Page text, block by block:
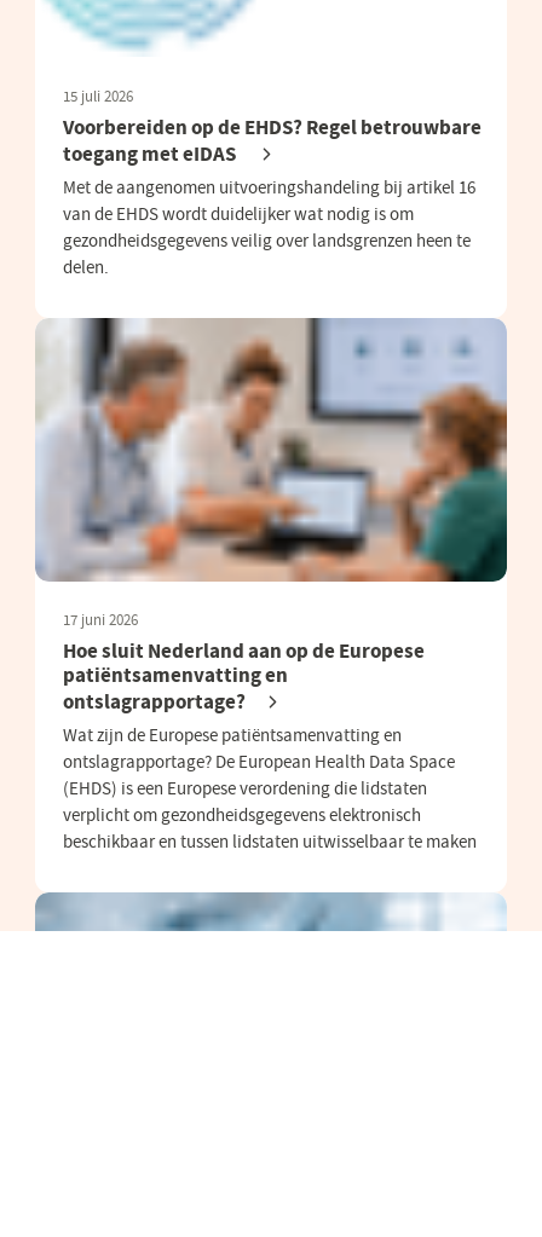
15 juli 2026
Voorbereiden op de EHDS? Regel betrouwbare
toegang met eIDAS
Met de aangenomen uitvoeringshandeling bij artikel 16
van de EHDS wordt duidelijker wat nodig is om
gezondheidsgegevens veilig over landsgrenzen heen te
delen.
17 juni 2026
Hoe sluit Nederland aan op de Europese
patiëntsamenvatting en
ontslagrapportage?
Wat zijn de Europese patiëntsamenvatting en
ontslagrapportage? De European Health Data Space
(EHDS) is een Europese verordening die lidstaten
verplicht om gezondheidsgegevens elektronisch
beschikbaar en tussen lidstaten uitwisselbaar te maken